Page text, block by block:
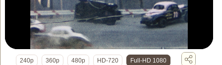
240p 360p 480p HD-720 Full-HD 1080